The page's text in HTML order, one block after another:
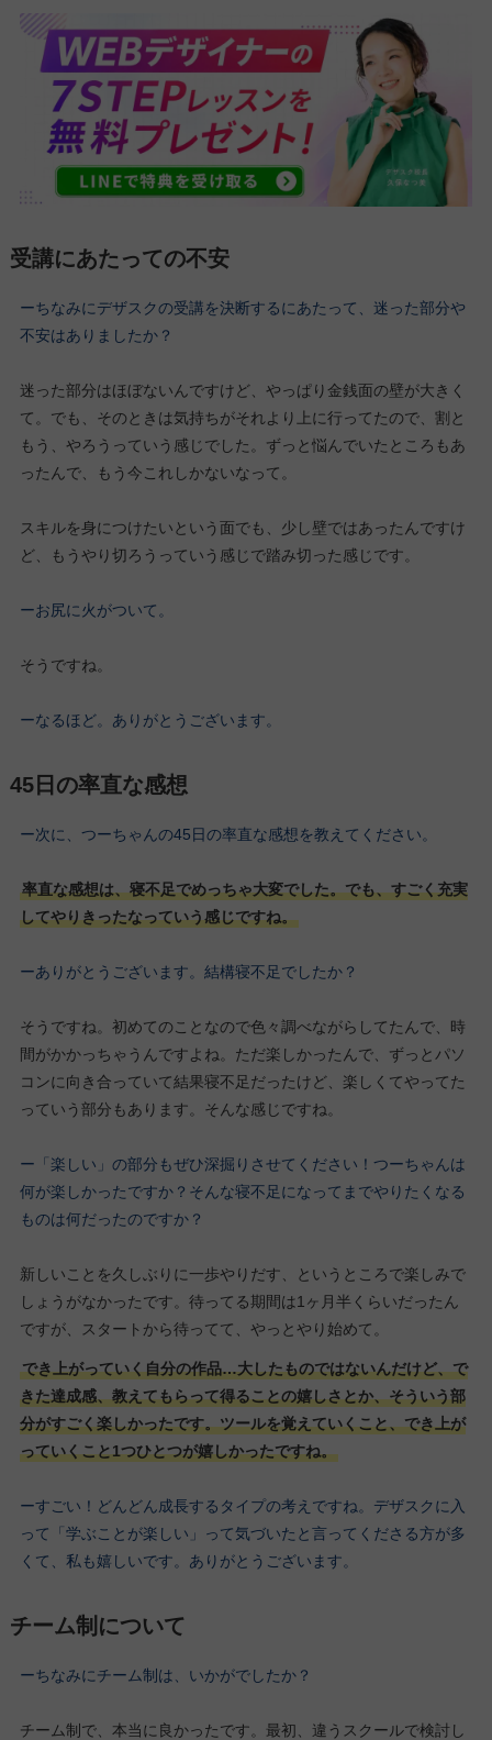
受講にあたっての不安
ーちなみにデザスクの受講を決断するにあたって、迷った部分や
不安はありましたか？
迷った部分はほぼないんですけど、やっぱり金銭面の壁が大きく
て。でも、そのときは気持ちがそれより上に行ってたので、割と
もう、やろうっていう感じでした。ずっと悩んでいたところもあ
ったんで、もう今これしかないなって。
スキルを身につけたいという面でも、少し壁ではあったんですけ
ど、もうやり切ろうっていう感じで踏み切った感じです。
ーお尻に火がついて。
そうですね。
ーなるほど。ありがとうございます。
45日の率直な感想
ー次に、つーちゃんの45日の率直な感想を教えてください。
率直な感想は、寝不足でめっちゃ大変でした。でも、すごく充実
してやりきったなっていう感じですね。
ーありがとうございます。結構寝不足でしたか？
そうですね。初めてのことなので色々調べながらしてたんで、時
間がかかっちゃうんですよね。ただ楽しかったんで、ずっとパソ
コンに向き合っていて結果寝不足だったけど、楽しくてやってた
っていう部分もあります。そんな感じですね。
ー「楽しい」の部分もぜひ深掘りさせてください！つーちゃんは
何が楽しかったですか？そんな寝不足になってまでやりたくなる
ものは何だったのですか？
新しいことを久しぶりに一歩やりだす、というところで楽しみで
しょうがなかったです。待ってる期間は1ヶ月半くらいだったん
ですが、スタートから待ってて、やっとやり始めて。
でき上がっていく自分の作品…大したものではないんだけど、で
きた達成感、教えてもらって得ることの嬉しさとか、そういう部
分がすごく楽しかったです。ツールを覚えていくこと、でき上が
っていくこと1つひとつが嬉しかったですね。
ーすごい！どんどん成長するタイプの考えですね。デザスクに入
って「学ぶことが楽しい」って気づいたと言ってくださる方が多
くて、私も嬉しいです。ありがとうございます。
チーム制について
ーちなみにチーム制は、いかがでしたか？
チーム制で、本当に良かったです。最初、違うスクールで検討し